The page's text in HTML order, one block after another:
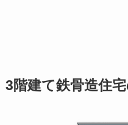
3階建て鉄骨造住